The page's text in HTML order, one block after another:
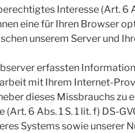
Interesse (Art. 6
eine für Ihren Browser
unserem Server und
erfassten
mit Ihrem Internet-
dieses Missbrauchs
6 Abs. 1 S. 1 lit. f) DS-
Systems sowie unserer